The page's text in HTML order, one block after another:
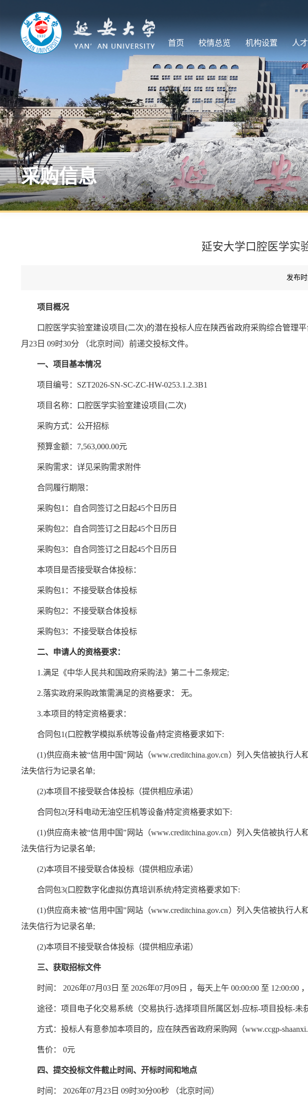
首页 校情总览 机构设置 人
采购信息
延安大学口腔医学实
发布
项目概况
口腔医学实验室建设项目(二次)的潜在投标人应在陕西省政府采购综合管理
月23日 09时30分 （北京时间）前递交投标文件。
一、项目基本情况
项目编号：SZT2026-SN-SC-ZC-HW-0253.1.2.3B1
项目名称：口腔医学实验室建设项目(二次)
采购方式：公开招标
预算金额：7,563,000.00元
采购需求：详见采购需求附件
合同履行期限：
采购包1：自合同签订之日起45个日历日
采购包2：自合同签订之日起45个日历日
采购包3：自合同签订之日起45个日历日
本项目是否接受联合体投标：
采购包1：不接受联合体投标
采购包2：不接受联合体投标
采购包3：不接受联合体投标
二、申请人的资格要求：
1.满足《中华人民共和国政府采购法》第二十二条规定;
2.落实政府采购政策需满足的资格要求： 无。
3.本项目的特定资格要求：
合同包1(口腔教学模拟系统等设备)特定资格要求如下:
(1)供应商未被“信用中国”网站（www.creditchina.gov.cn）列入失信被执行
法失信行为记录名单;
(2)本项目不接受联合体投标（提供相应承诺）
合同包2(牙科电动无油空压机等设备)特定资格要求如下:
(1)供应商未被“信用中国”网站（www.creditchina.gov.cn）列入失信被执行
法失信行为记录名单;
(2)本项目不接受联合体投标（提供相应承诺）
合同包3(口腔数字化虚拟仿真培训系统)特定资格要求如下:
(1)供应商未被“信用中国”网站（www.creditchina.gov.cn）列入失信被执行
法失信行为记录名单;
(2)本项目不接受联合体投标（提供相应承诺）
三、获取招标文件
时间： 2026年07月03日 至 2026年07月09日 ，每天上午 00:00:00 至 12:00:00
途径：项目电子化交易系统（交易执行-选择项目所属区划-应标-项目投标-
方式：投标人有意参加本项目的，应在陕西省政府采购网（www.ccgp-
售价： 0元
四、提交投标文件截止时间、开标时间和地点
时间： 2026年07月23日 09时30分00秒 （北京时间）